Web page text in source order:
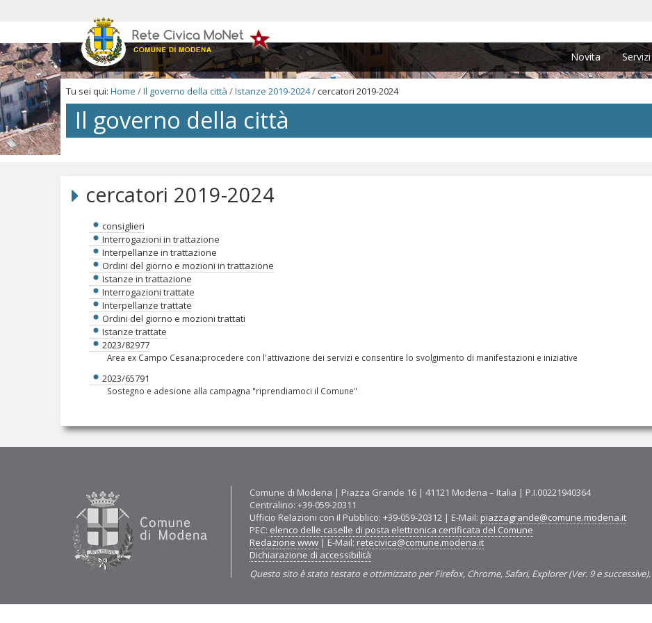
|
Salta
alla
navigazione
Novita Servizi
Tu sei qui: Home /Il governo della città /Istanze 2019-2024/cercatori 2019-2024
Il governo della città
Salta
navigazione
cercatori 2019-2024
consiglieri
Interrogazioni in trattazione
Interpellanze in trattazione
Ordini del giorno e mozioni in trattazione
Istanze in trattazione
Interrogazioni trattate
Interpellanze trattate
Ordini del giorno e mozioni trattati
Istanze trattate
2023/82977
Area ex Campo Cesana:procedere con l'attivazione dei servizi e consentire lo svolgimento di manifestazioni e iniziative
2023/65791
Sostegno e adesione alla campagna "riprendiamoci il Comune"
Contatti
Comune di Modena | Piazza Grande 16 | 41121 Modena – Italia | P.I.00221940364
Centralino: +39-059-20311
Ufficio Relazioni con il Pubblico: +39-059-20312 | E-Mail: piazzagrande@comune.modena.it
PEC: elenco delle caselle di posta elettronica certificata del Comune
Redazione www | E-Mail: retecivica@comune.modena.it
Dichiarazione di accessibilità
Questo sito è stato testato e ottimizzato per Firefox, Chrome, Safari, Explorer (Ver. 9 e successive).